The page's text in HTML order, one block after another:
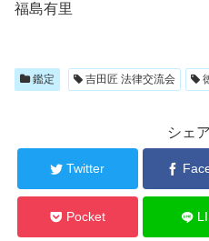
福島有里
鑑定 吉田匠 法律交流会
シェ
Twitter
Pocket